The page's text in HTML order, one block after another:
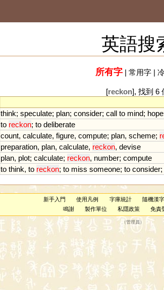
英語搜
所有字| 常用字|
[reckon], 找到 6
think; speculate; plan; consider; call to mind; hope
to reckon; to deliberate
count, calculate, figure, compute; plan, scheme;
preparation, plan, calculate, reckon, devise
plan, plot; calculate; reckon, number; compute
to think, to reckon; to miss someone; to consider;
新手入門 使用凡例 字庫統計 隨機漢字
鳴謝
製作單位 私隱政策 免責
（管理員 ）